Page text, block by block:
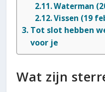
Waterman
Vissen (19
Tot slot hebben
voor je
Wat zijn